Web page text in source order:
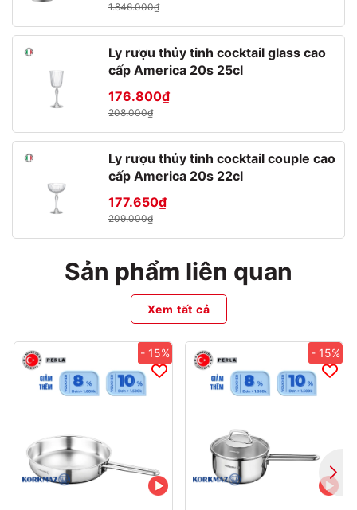
ĐẶC TÍNH SẢN PHẨM
- Khả năng chống ăn mòn cao
- Đáp ứng tiêu chuẩn đảm bảo an toàn trong y tế.
- Vẫn giữ được độ bền trong các môi trường khắc khe như: axit,
muối biển,...
- Khả năng chịu nhiệt cao (lớn 500 độ C)
- Nồi nấu bếp từ bắt từ nhanh chóng
- Nồi nấu lẩu, nồi luộc gà cực tiện lợi
1.846.000₫
Ly rượu thủy tinh cocktail glass cao
cấp America 20s 25cl
176.800₫
208.000₫
Ly rượu thủy tinh cocktail couple cao
cấp America 20s 22cl
177.650₫
209.000₫
Sản phẩm liên quan
Xem tất cả
- 15% - 15%